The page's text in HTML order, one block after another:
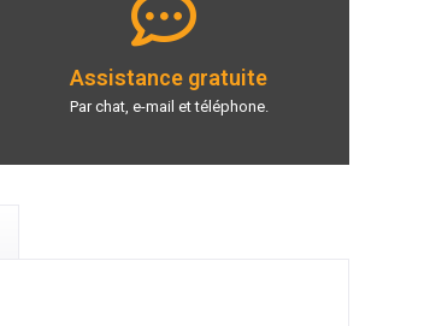
Assistance gratuite
Par chat, e-mail et téléphone.